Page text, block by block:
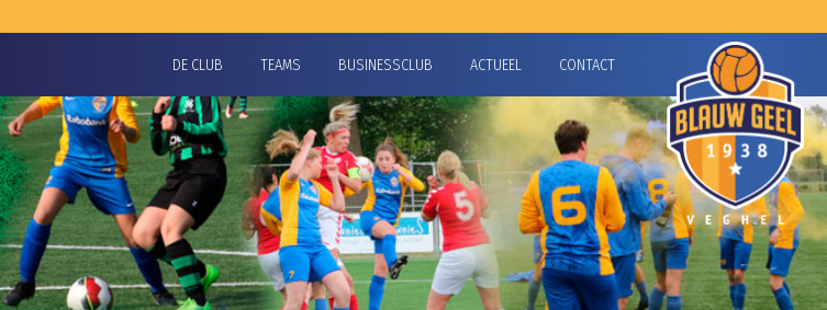
DE CLUB TEAMS BUSINESSCLUB ACTUEEL CONTACT